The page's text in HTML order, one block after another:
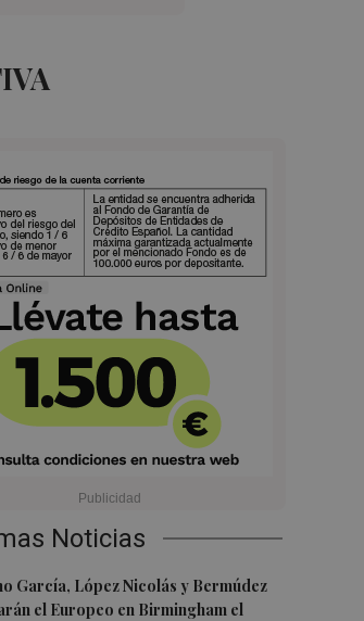
Noticias
García, López Nicolás y Bermúdez
el Europeo en Birmingham el